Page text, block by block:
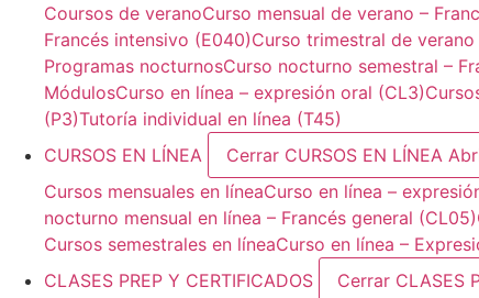
Coursos de veranoCurso mensual de verano –
Francés intensivo (E040)Curso trimestral de
Programas nocturnosCurso nocturno semestral –
MódulosCurso en línea – expresión oral (CL3)
(P3)Tutoría individual en línea (T45)
CURSOS EN LÍNEA
Cerrar CURSOS EN LÍNEA
Cursos mensuales en líneaCurso en línea –
nocturno mensual en línea – Francés general (CL05)
Cursos semestrales en líneaCurso en línea –
CLASES PREP Y CERTIFICADOS
Cerrar CLASES